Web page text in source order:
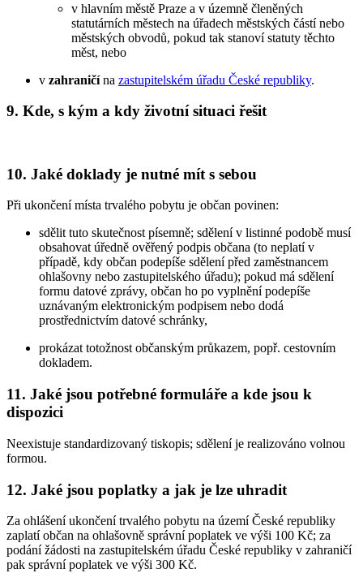
v hlavním městě Praze a v územně členěných
statutárních městech na úřadech městských částí nebo
městských obvodů, pokud tak stanoví statuty těchto
měst, nebo
v zahraničína zastupitelském úřadu České republiky.
9. Kde, s kým a kdy životní situaci řešit
10. Jaké doklady je nutné mít s sebou
Při ukončení místa trvalého pobytu je občan povinen:
sdělit tuto skutečnost písemně; sdělení v listinné podobě musí
obsahovat úředně ověřený podpis občana (to neplatí v
případě, kdy občan podepíše sdělení před zaměstnancem
ohlašovny nebo zastupitelského úřadu); pokud má sdělení
formu datové zprávy, občan ho po vyplnění podepíše
uznávaným elektronickým podpisem nebo dodá
prostřednictvím datové schránky,
prokázat totožnost občanským průkazem, popř. cestovním
dokladem.
11. Jaké jsou potřebné formuláře a kde jsou k
dispozici
Neexistuje standardizovaný tiskopis; sdělení je realizováno volnou
formou.
12. Jaké jsou poplatky a jak je lze uhradit
Za ohlášení ukončení trvalého pobytu na území České republiky
zaplatí občan na ohlašovně správní poplatek ve výši 100 Kč; za
podání žádosti na zastupitelském úřadu České republiky v zahraničí
pak správní poplatek ve výši 300 Kč.